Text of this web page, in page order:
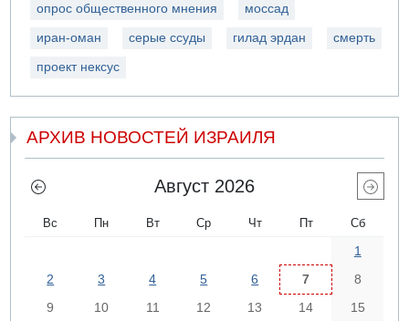
опрос общественного мнения моссад
иран-оман серые ссуды гилад эрдан смерть
проект нексус
АРХИВ НОВОСТЕЙ ИЗРАИЛЯ
Август 2026
Вс Пн Вт Ср Чт Пт Сб
1
2
3 4 5 6 7
8
9
10 11 12 13 14
15